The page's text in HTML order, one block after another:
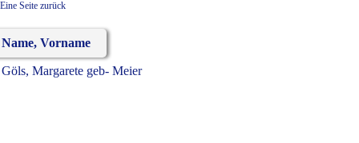
Eine Seite zurück
Name, Vorname
Göls, Margarete geb- Meier